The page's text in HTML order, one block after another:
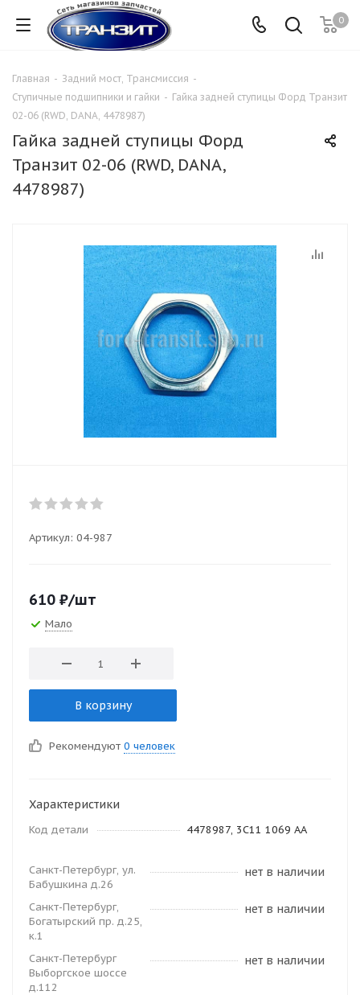
0
Главная - Задний мост, Трансмиссия -
Ступичные подшипники и гайки - Гайка задней ступицы Форд Транзит
02-06 (RWD, DANA, 4478987)
Гайка задней ступицы Форд
Транзит 02-06 (RWD, DANA,
4478987)
Артикул: 04-987
610 ₽/шт
Мало
В корзину
Рекомендуют 0 человек
Характеристики
Код детали 4478987, 3C11 1069 AA
Санкт-Петербург, ул.
Бабушкина д.26
нет в наличии
Санкт-Петербург,
Богатырский пр. д.25,
к.1
нет в наличии
Санкт-Петербург
Выборгское шоссе
д.112
нет в наличии